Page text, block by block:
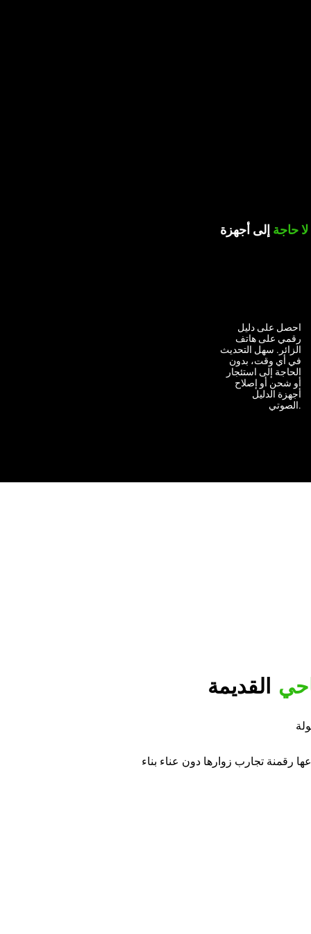
لاحاجة إلى أجهزة
احصل على دليل
رقمي على هاتف
الزائر. سهل التحديث
في أي وقت، بدون
الحاجة إلى استئجار
أو شحن أو إصلاح
أجهزة الدليل
الصوتي.
القديمة
رقمنة تجارب زوارها دون عناء بناء